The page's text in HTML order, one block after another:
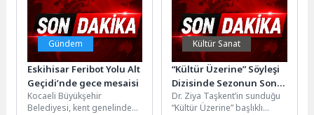
Gündem
Eskihisar Feribot Yolu Alt
Geçidi’nde gece mesaisi
Kocaeli Büyükşehir
Belediyesi, kent genelinde
Kültür Sanat
“Kültür Üzerine” Söyleşi
Dizisinde Sezonun Son
Konuğu Prof. Dr. Erkan
Saka Oldu!
Dr. Ziya Taşkent’in sunduğu
“Kültür Üzerine” başlıklı